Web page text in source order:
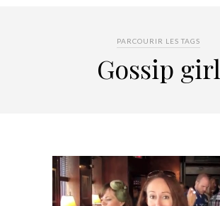
PARCOURIR LES TAGS
Gossip girl